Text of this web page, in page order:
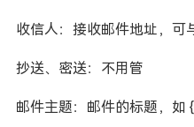
收信人：接收邮件地址，可
抄送、密送：不用管
邮件主题：邮件的标题，如